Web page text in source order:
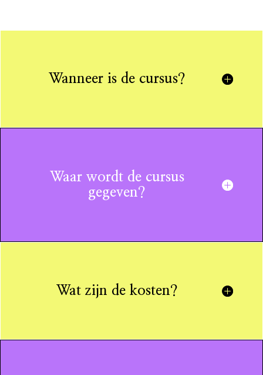
Wanneer is de cursus?
Waar wordt de cursus
gegeven?
Wat zijn de kosten?